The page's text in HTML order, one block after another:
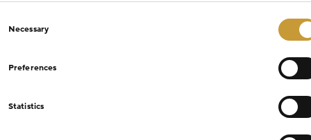
Selection
Necessary
Preferences
Statistics